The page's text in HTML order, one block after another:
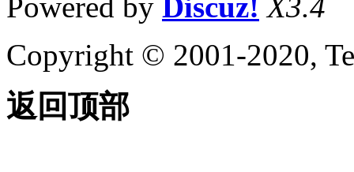
Copyright © 2001-2020,
返回顶部